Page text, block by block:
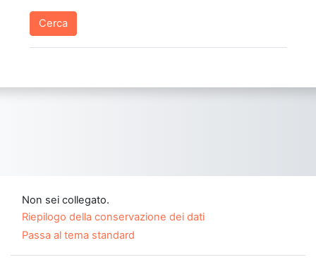
Non sei collegato.
Riepilogo della conservazione dei dati
Passa al tema standard